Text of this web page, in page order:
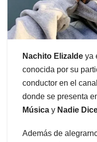
Nachito Elizalde ya
conocida por su
conductor en el
donde se presenta
Música y Nadie
Además de